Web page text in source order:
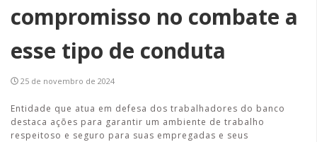
compromisso no combate a
esse tipo de conduta
25 de novembro de 2024
Entidade que atua em defesa dos trabalhadores do banco
destaca ações para garantir um ambiente de trabalho
respeitoso e seguro para suas empregadas e seus